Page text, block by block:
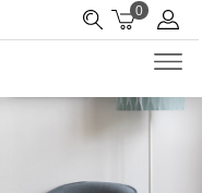
0